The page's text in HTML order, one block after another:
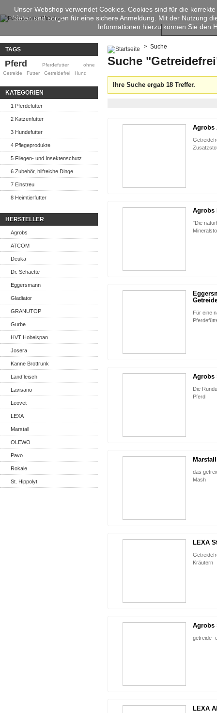
TAGS
Pferd Pferdefutter
ohne
Getreide
Futter Getreidefrei Hund
KATEGORIEN
1 Pferdefutter
2 Katzenfutter
3 Hundefutter
4 Pflegeprodukte
5 Fliegen- und Insektenschutz
6 Zubehör, hilfreiche Dinge
7 Einstreu
8 Heimtierfutter
HERSTELLER
Agrobs
ATCOM
Deuka
Dr. Schaette
Eggersmann
Gladiator
GRANUTOP
Gurbe
HVT Hobelspan
Josera
Kanne Brottrunk
Landfleisch
Lavisano
Leovet
LEXA
Marstall
OLEWO
Pavo
Rokale
St. Hippolyt
> Suche
Suche
Ihre Suche ergab 18 Treffer.
Agrobs
Agrobs
"Die
Für eine
Agrobs
Die
Pferd
das
Mash
LEXA
Kräutern
Agrobs
getreide-
LEXA
Unser Webshop verwendet Cookies. Cookies sind für die
bieten und sorgen für eine sichere Anmeldung. Mit der Nutzung
Informationen hierzu können Sie den